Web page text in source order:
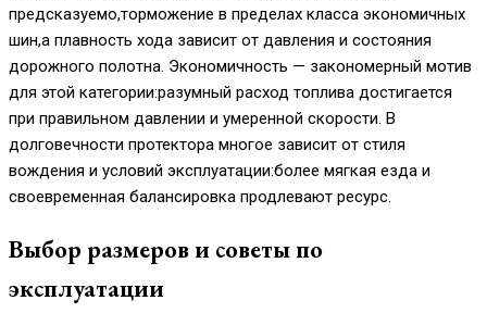
предсказуемо,торможение в пределах класса экономичных
шин,а плавность хода зависит от давления и состояния
дорожного полотна. Экономичность — закономерный мотив
для этой категории:разумный расход топлива достигается
при правильном давлении и умеренной скорости. В
долговечности протектора многое зависит от стиля
вождения и условий эксплуатации:более мягкая езда и
своевременная балансировка продлевают ресурс.
Выбор размеров и советы по
эксплуатации